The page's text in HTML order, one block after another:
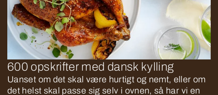
600 opskrifter med dansk kylling
Uanset om det skal være hurtigt og nemt, eller om
det helst skal passe sig selv i ovnen, så har vi en